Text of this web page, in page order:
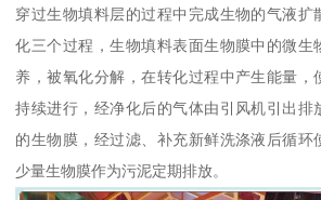
穿过生物填料层的过程中完成生物的气液扩
化三个过程，生物填料表面生物膜中的微生
养，被氧化分解，在转化过程中产生能量，
持续进行，经净化后的气体由引风机引出排
的生物膜，经过滤、补充新鲜洗涤液后循环
少量生物膜作为污泥定期排放。